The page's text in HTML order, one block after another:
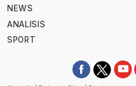
NEWS
ANALISIS
SPORT